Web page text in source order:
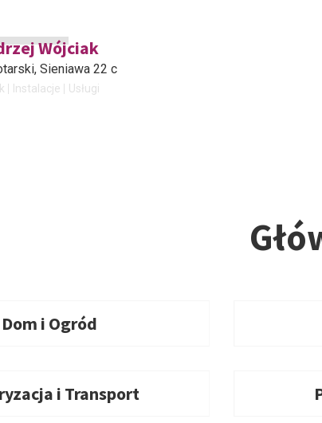
Wójciak
, Sieniawa 22 c
Instalacje Usługi
Dom i Ogród
i Transport